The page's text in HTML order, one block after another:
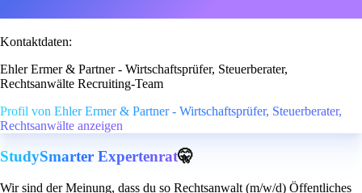
Kontaktdaten:
Ehler Ermer & Partner - Wirtschaftsprüfer, Steuerberater,
Rechtsanwälte Recruiting-Team
Profil von Ehler Ermer & Partner - Wirtschaftsprüfer, Steuerberater,
Rechtsanwälte anzeigen
StudySmarter Expertenrat🤫
Wir sind der Meinung, dass du so Rechtsanwalt (m/w/d) Öffentliches